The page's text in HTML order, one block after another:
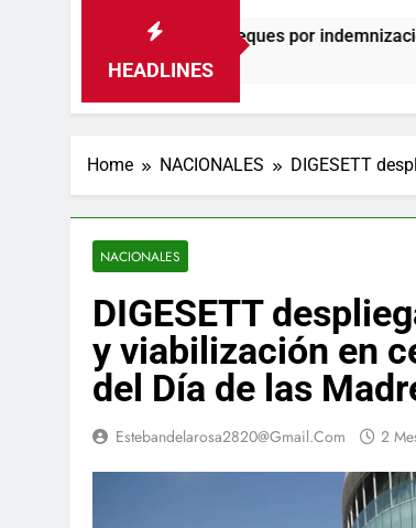
HEADLINES
de cheques por indemnización y rinde
Home NACIONALES DIGESETT
NACIONALES
DIGESETT
y viabilización en
del Día de las
Estebandelarosa2820@gmail.com 2